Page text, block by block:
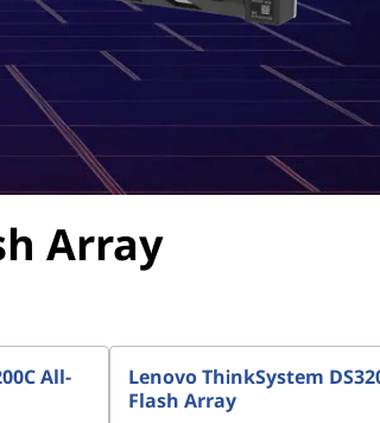
Array
All-
Lenovo ThinkSystem
Flash Array